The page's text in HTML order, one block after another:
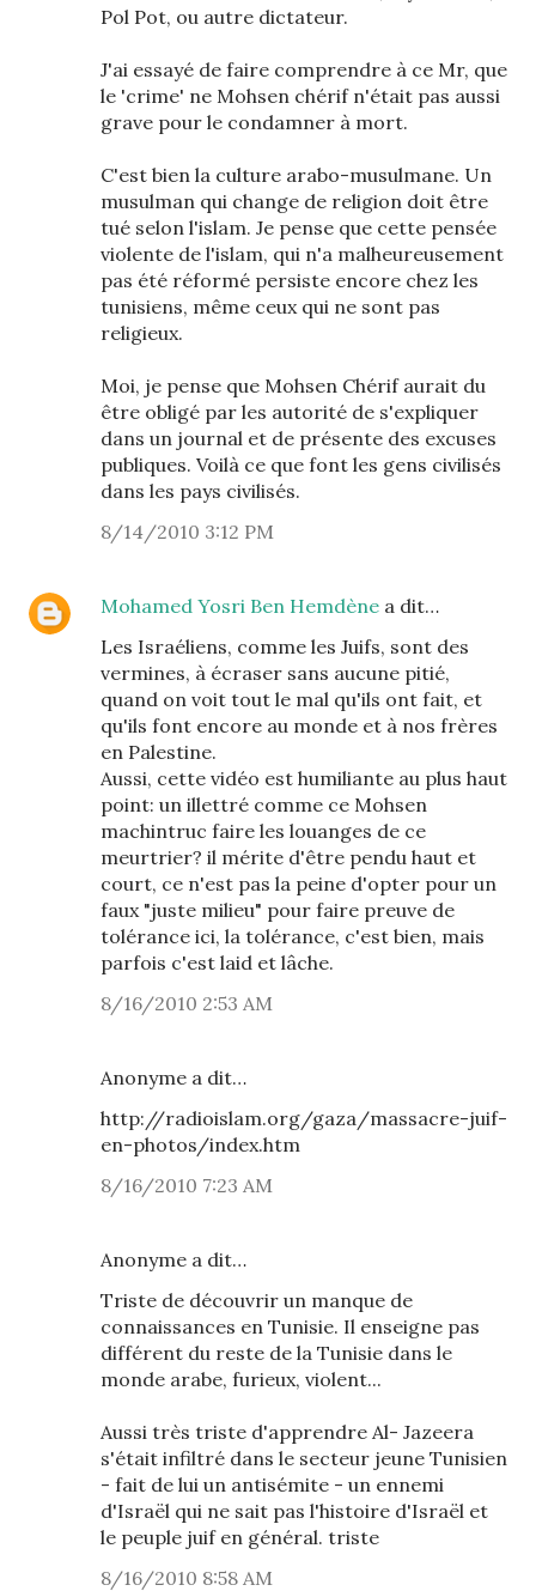
Pol Pot, ou autre dictateur.
J'ai essayé de faire comprendre à ce Mr, que
le 'crime' ne Mohsen chérif n'était pas aussi
grave pour le condamner à mort.
C'est bien la culture arabo-musulmane. Un
musulman qui change de religion doit être
tué selon l'islam. Je pense que cette pensée
violente de l'islam, qui n'a malheureusement
pas été réformé persiste encore chez les
tunisiens, même ceux qui ne sont pas
religieux.
Moi, je pense que Mohsen Chérif aurait du
être obligé par les autorité de s'expliquer
dans un journal et de présente des excuses
publiques. Voilà ce que font les gens civilisés
dans les pays civilisés.
8/14/2010 3:12 PM
Mohamed Yosri Ben Hemdène a dit…
Les Israéliens, comme les Juifs, sont des
vermines, à écraser sans aucune pitié,
quand on voit tout le mal qu'ils ont fait, et
qu'ils font encore au monde et à nos frères
en Palestine.
Aussi, cette vidéo est humiliante au plus haut
point: un illettré comme ce Mohsen
machintruc faire les louanges de ce
meurtrier? il mérite d'être pendu haut et
court, ce n'est pas la peine d'opter pour un
faux "juste milieu" pour faire preuve de
tolérance ici, la tolérance, c'est bien, mais
parfois c'est laid et lâche.
8/16/2010 2:53 AM
Anonyme a dit…
http://radioislam.org/gaza/massacre-juif-
en-photos/index.htm
8/16/2010 7:23 AM
Anonyme a dit…
Triste de découvrir un manque de
connaissances en Tunisie. Il enseigne pas
différent du reste de la Tunisie dans le
monde arabe, furieux, violent...
Aussi très triste d'apprendre Al- Jazeera
s'était infiltré dans le secteur jeune Tunisien
- fait de lui un antisémite - un ennemi
d'Israël qui ne sait pas l'histoire d'Israël et
le peuple juif en général. triste
8/16/2010 8:58 AM